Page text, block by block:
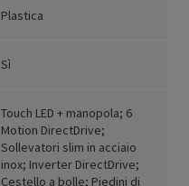
Plastica
Sì
Touch LED + manopola; 6
Motion DirectDrive;
Sollevatori slim in acciaio
inox; Inverter DirectDrive;
Cestello a bolle; Piedini di